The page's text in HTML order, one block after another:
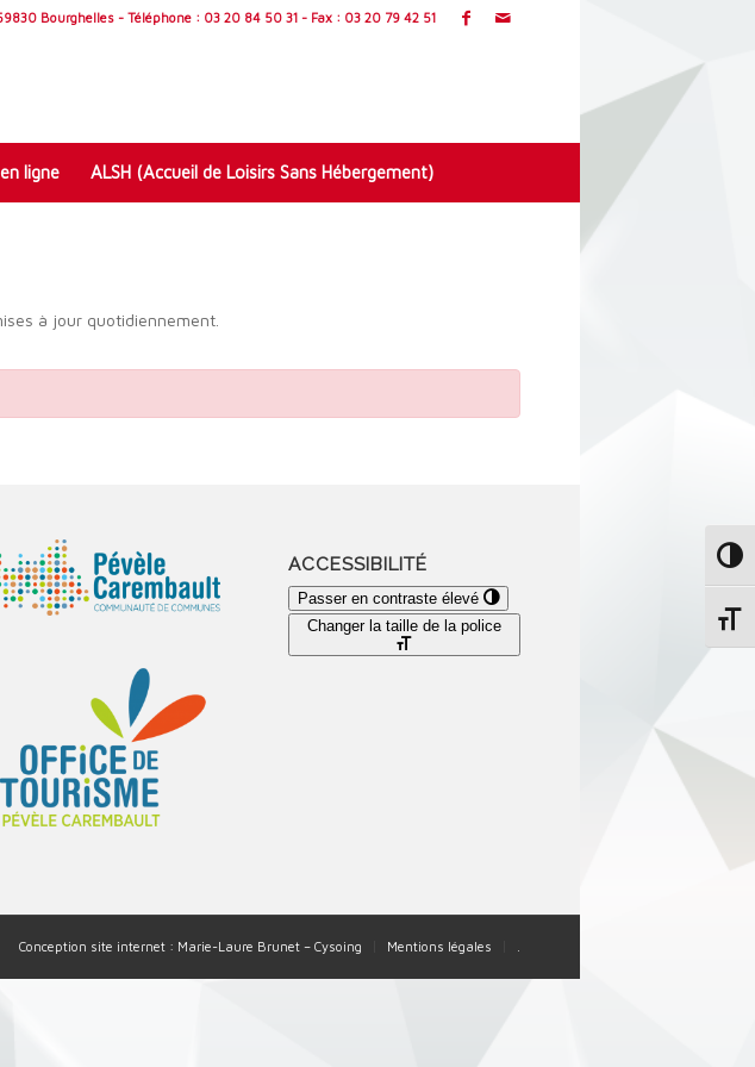
Bourghelles - Téléphone : 03 20 84 50 31 - Fax : 03 20 79 42 51
ligne ALSH (Accueil de Loisirs Sans Hébergement)
à jour quotidiennement.
ACCESSIBILITÉ
Passer en contraste élevé
Changer la taille de la police
Conception site internet : Marie-Laure Brunet – Cysoing Mentions légales